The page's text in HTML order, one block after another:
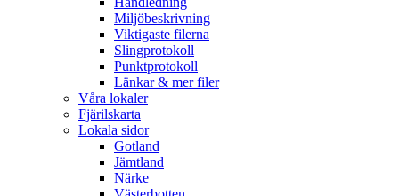
Miljöbeskrivning
Viktigaste filerna
Slingprotokoll
Punktprotokoll
Länkar & mer filer
Våra lokaler
Fjärilskarta
Lokala sidor
Gotland
Jämtland
Närke